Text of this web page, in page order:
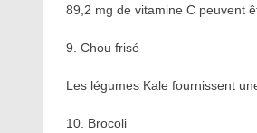
89,2 mg de vitamine C peuvent
9. Chou frisé
Les légumes Kale fournissent
10. Brocoli